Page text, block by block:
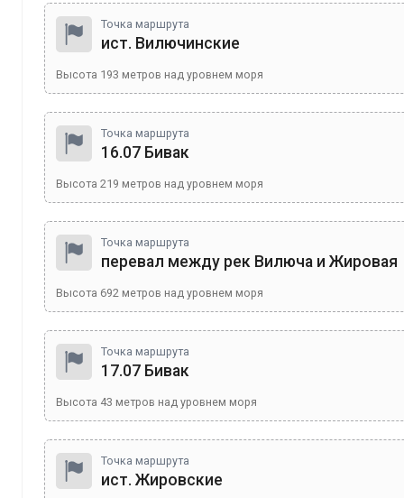
Точка маршрута
ист. Вилючинские
Высота 193 метров над уровнем моря
Точка маршрута
16.07 Бивак
Высота 219 метров над уровнем моря
Точка маршрута
перевал между рек Вилюча и Жировая
Высота 692 метров над уровнем моря
Точка маршрута
17.07 Бивак
Высота 43 метров над уровнем моря
Точка маршрута
ист. Жировские